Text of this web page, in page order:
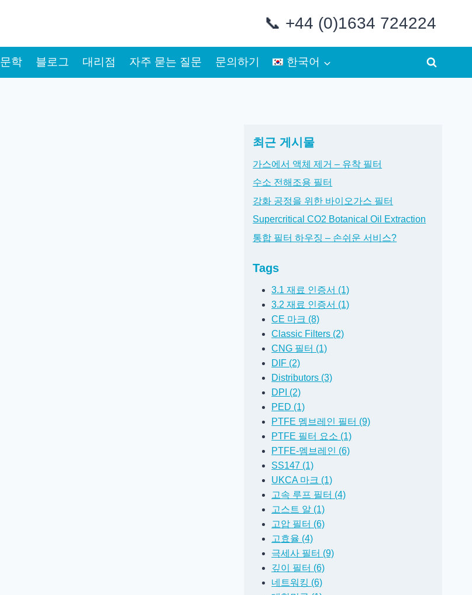
📞 +44 (0)1634 724224
문학 블로그 대리점 자주 묻는 질문 문의하기 한국어
최근 게시물
가스에서 액체 제거 – 유착 필터
수소 전해조용 필터
강화 공정을 위한 바이오가스 필터
Supercritical CO2 Botanical Oil Extraction
통합 필터 하우징 – 손쉬운 서비스?
Tags
3.1 재료 인증서 (1)
3.2 재료 인증서 (1)
CE 마크 (8)
Classic Filters (2)
CNG 필터 (1)
DIF (2)
Distributors (3)
DPI (2)
PED (1)
PTFE 멤브레인 필터 (9)
PTFE 필터 요소 (1)
PTFE-멤브레인 (6)
SS147 (1)
UKCA 마크 (1)
고속 루프 필터 (4)
고스트 알 (1)
고압 필터 (6)
고효율 (4)
극세사 필터 (9)
깊이 필터 (6)
네트워킹 (6)